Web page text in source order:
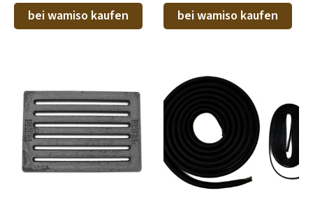
bei wamiso kaufen bei wamiso kaufen